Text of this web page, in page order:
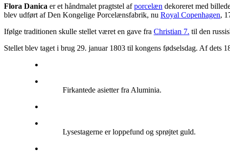
Flora Danica er et håndmalet pragtstel afporcelæn dekoreret med
blev udført af Den Kongelige Porcelænsfabrik, nu Royal Copenhagen,
Ifølge traditionen skulle stellet været en gave fra Christian 7. til den
Stellet blev taget i brug 29. januar 1803 til kongens fødselsdag. Af dets
Firkantede asietter fra Aluminia.
Lysestagerne er loppefund og sprøjtet guld.